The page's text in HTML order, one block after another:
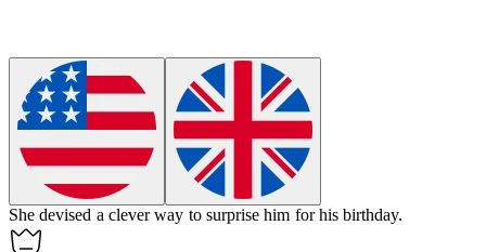
Shedevised a clever way to surprise him for his birthday.